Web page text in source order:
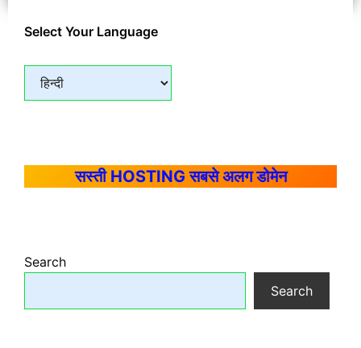
Select Your Language
सस्ती HOSTING सबसे अलग डोमेन
Search
Search